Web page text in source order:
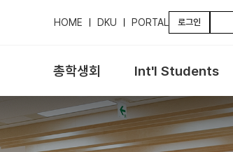
HOME DKU PORTAL 로그인
총학생회 Int'l Students